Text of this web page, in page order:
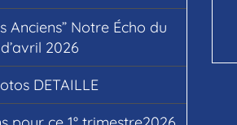
Anciens” Notre Écho du
2026
DETAILLE